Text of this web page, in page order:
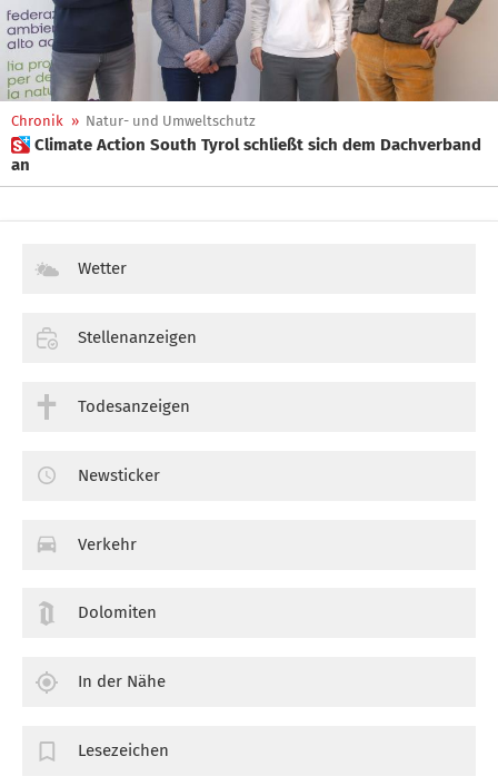
Chronik » Natur- und Umweltschutz
 Climate Action South Tyrol schließt sich dem Dachverband
an
Wetter
Stellenanzeigen
Todesanzeigen
Newsticker
Verkehr
Dolomiten
In der Nähe
Lesezeichen